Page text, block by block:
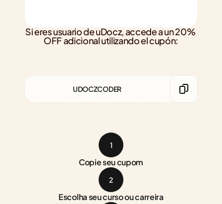
Si eres usuario de uDocz, accede a un 20%
OFF adicional utilizando el cupón:
UDOCZCODER
1
Copie seu cupom
2
Escolha seu curso ou carreira